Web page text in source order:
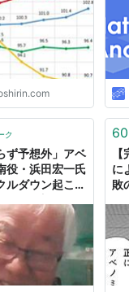
に関する質問 - 人
日本の景気は
出版社/メーカー:
発売日:2013/04/
メディア:
この商品を含む
これからすご
ク
ず予想外」アベ
役・浜田宏一氏
ダウン起こせ
タル
に
敗
ノ